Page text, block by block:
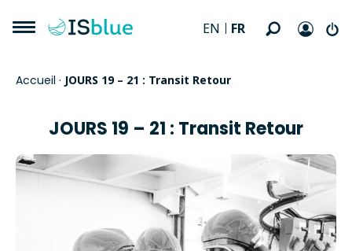
EN FR
Accueil · JOURS 19 – 21 : Transit Retour
JOURS 19 – 21 : Transit Retour